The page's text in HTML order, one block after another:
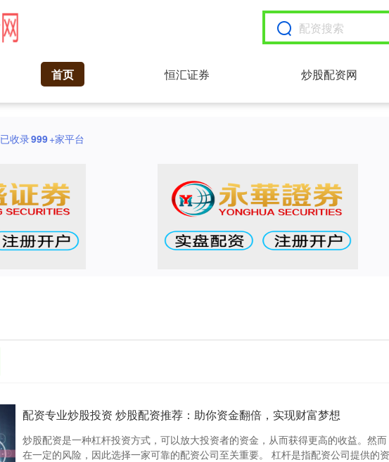
首页 恒汇证券 炒股配资网
已收录999+家平台
配资专业炒股投资 炒股配资推荐：助你资金翻倍，实现财富梦想
炒股配资是一种杠杆投资方式，可以放大投资者的资金，从而获得更高的收益。然
在一定的风险，因此选择一家可靠的配资公司至关重要。 杠杆是指配资公司提供的